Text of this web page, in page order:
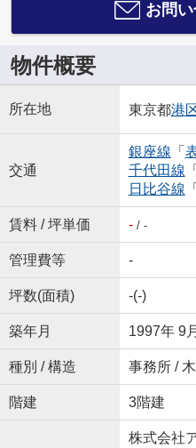
お問
物件概要
所在地 東京都港
交通
銀座線 「
千代田線 「
日比谷線 「
賃料 / 坪単価 -/ -
管理費等 -
坪数(面積) -(-)
築年月 1997年 9
種別 / 構造 事務所 /
階建 3階建
株式会社